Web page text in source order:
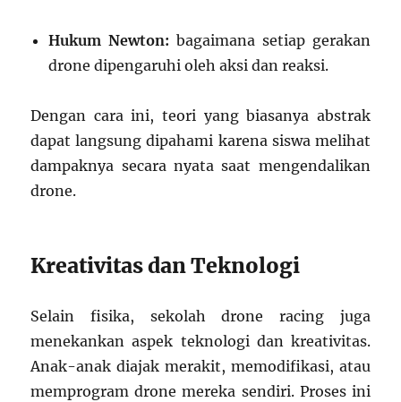
Hukum Newton: bagaimana setiap gerakan
drone dipengaruhi oleh aksi dan reaksi.
Dengan cara ini, teori yang biasanya abstrak
dapat langsung dipahami karena siswa melihat
dampaknya secara nyata saat mengendalikan
drone.
Kreativitas dan Teknologi
Selain fisika, sekolah drone racing juga
menekankan aspek teknologi dan kreativitas.
Anak-anak diajak merakit, memodifikasi, atau
memprogram drone mereka sendiri. Proses ini